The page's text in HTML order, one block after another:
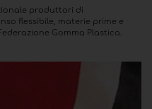
produttori di
flessibile, materie prime e
Gomma Plastica.